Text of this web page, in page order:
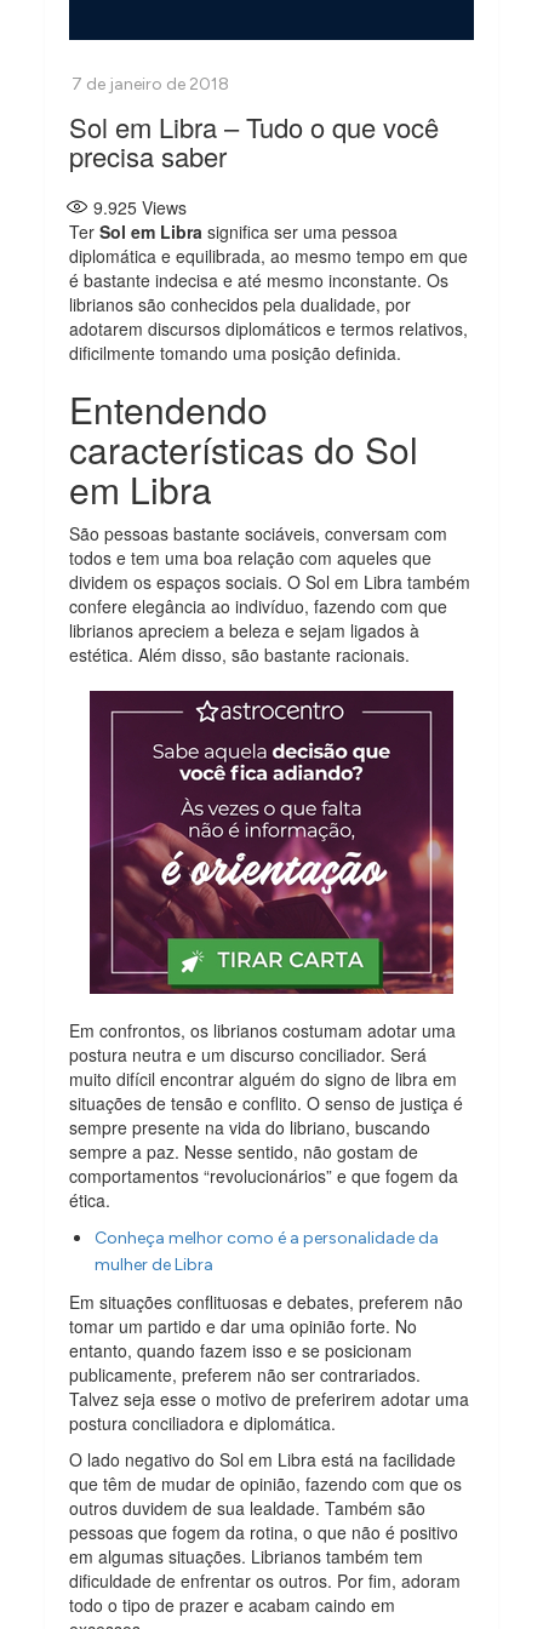
Sol em Libra – Tudo o que você
precisa saber
9.925 Views
TerSol em Libra significa ser uma pessoa
diplomática e equilibrada, ao mesmo tempo em que
é bastante indecisa e até mesmo inconstante. Os
librianos são conhecidos pela dualidade, por
adotarem discursos diplomáticos e termos relativos,
dificilmente tomando uma posição definida.
Entendendo
características do Sol
em Libra
São pessoas bastante sociáveis, conversam com
todos e tem uma boa relação com aqueles que
dividem os espaços sociais. O Sol em Libra também
confere elegância ao indivíduo, fazendo com que
librianos apreciem a beleza e sejam ligados à
estética. Além disso, são bastante racionais.
Em confrontos, os librianos costumam adotar uma
postura neutra e um discurso conciliador. Será
muito difícil encontrar alguém do signo de libra em
situações de tensão e conflito. O senso de justiça é
sempre presente na vida do libriano, buscando
sempre a paz. Nesse sentido, não gostam de
comportamentos “revolucionários” e que fogem da
ética.
Conheça melhor como é a personalidade da
mulher de Libra
Em situações conflituosas e debates, preferem não
tomar um partido e dar uma opinião forte. No
entanto, quando fazem isso e se posicionam
publicamente, preferem não ser contrariados.
Talvez seja esse o motivo de preferirem adotar uma
postura conciliadora e diplomática.
O lado negativo do Sol em Libra está na facilidade
que têm de mudar de opinião, fazendo com que os
outros duvidem de sua lealdade. Também são
pessoas que fogem da rotina, o que não é positivo
em algumas situações. Librianos também tem
dificuldade de enfrentar os outros. Por fim, adoram
todo o tipo de prazer e acabam caindo em